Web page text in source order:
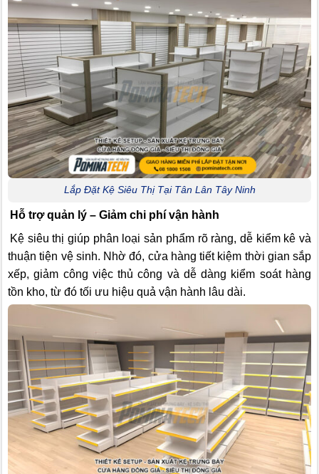
Lắp Đặt Kệ Siêu Thị Tại Tân Lân Tây Ninh
Hỗ trợ quản lý – Giảm chi phí vận hành
Kệ siêu thị giúp phân loại sản phẩm rõ ràng, dễ kiểm kê và
thuận tiện vệ sinh. Nhờ đó, cửa hàng tiết kiệm thời gian sắp
xếp, giảm công việc thủ công và dễ dàng kiểm soát hàng
tồn kho, từ đó tối ưu hiệu quả vận hành lâu dài.